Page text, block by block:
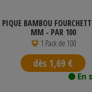
PIQUE BAMBOU
MM - PAR 100
1 Pack de 100
dès 1,69 €
En